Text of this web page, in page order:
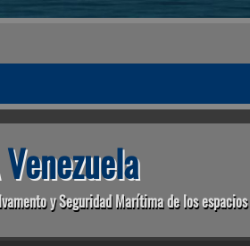
y Seguridad Marítima de los